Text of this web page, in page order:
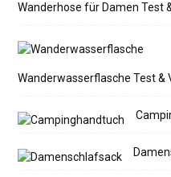
Wanderhose für Damen Test
Wanderwasserflasche Test &